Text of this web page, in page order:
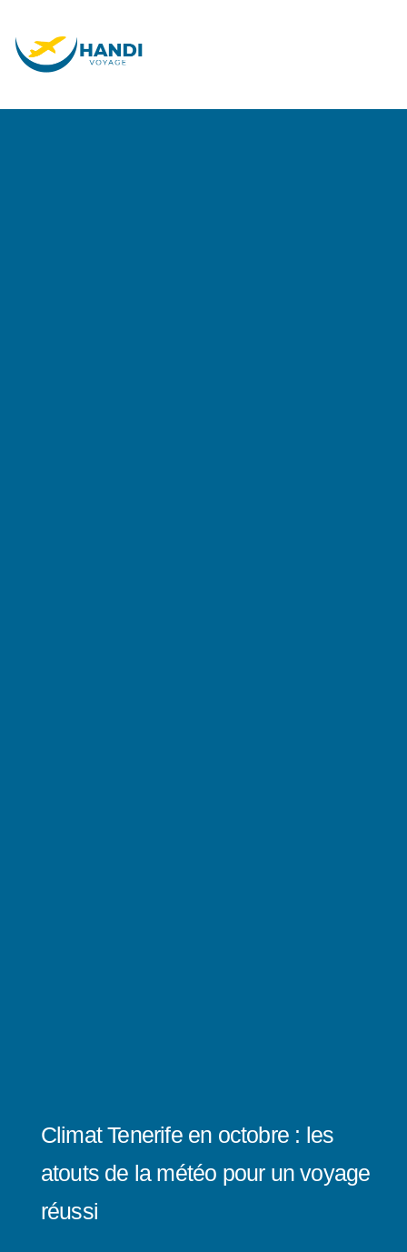
Climat Tenerife en octobre : les
atouts de la météo pour un voyage
réussi